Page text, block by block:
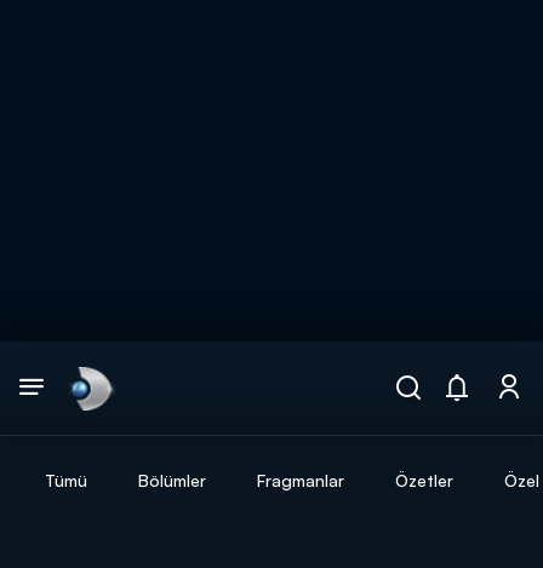
Tümü Bölümler Fragmanlar Özetler